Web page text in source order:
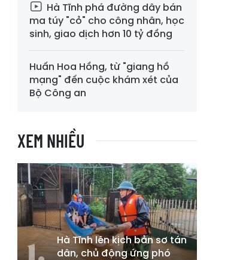
Hà Tĩnh phá đường dây bán
ma túy "cỏ" cho công nhân, học
sinh, giao dịch hơn 10 tỷ đồng
Huấn Hoa Hồng, từ "giang hồ
mạng" đến cuộc khám xét của
Bộ Công an
XEM NHIỀU
Hà Tĩnh lên kịch bản sơ tán
dân, chủ động ứng phó